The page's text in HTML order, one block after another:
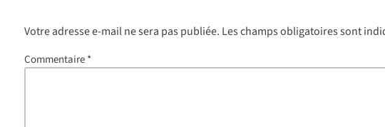
Votre adresse e-mail ne sera pas publiée. Les champs obligatoires sont
Commentaire*